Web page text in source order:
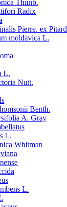
Thunb.
Radix
Pierre. ex Pitard
moldavica L.
L.
Nutt.
Benth.
A. Gray
L.
Whitman
L.